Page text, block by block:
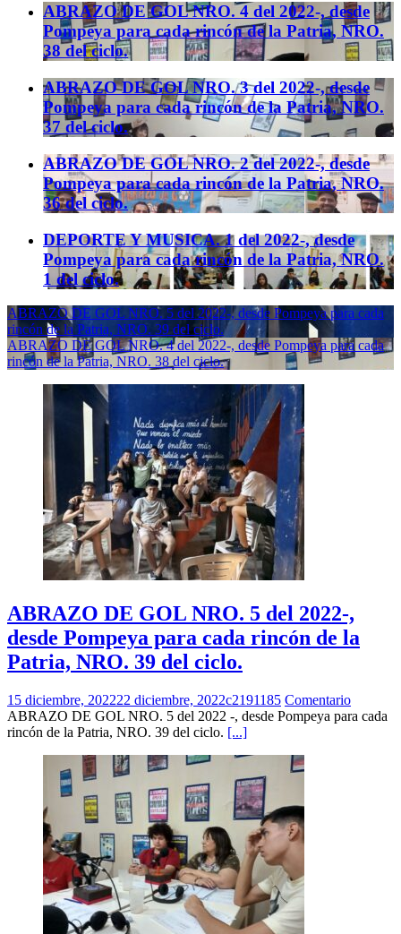
ABRAZO DE GOL NRO. 4 del 2022-, desde
Pompeya para cada rincón de la Patria, NRO.
38 del ciclo.
ABRAZO DE GOL NRO. 3 del 2022-, desde
Pompeya para cada rincón de la Patria, NRO.
37 del ciclo.
ABRAZO DE GOL NRO. 2 del 2022-, desde
Pompeya para cada rincón de la Patria, NRO.
36 del ciclo.
DEPORTE Y MUSICA. 1 del 2022-, desde
Pompeya para cada rincón de la Patria, NRO.
1 del ciclo.
ABRAZO DE GOL NRO. 5 del 2022-, desde Pompeya para cada
rincón de la Patria, NRO. 39 del ciclo.
ABRAZO DE GOL NRO. 4 del 2022-, desde Pompeya para cada
rincón de la Patria, NRO. 38 del ciclo.
ABRAZO DE GOL NRO. 5 del 2022-,
desde Pompeya para cada rincón de la
Patria, NRO. 39 del ciclo.
15 diciembre, 202222 diciembre, 2022c2191185 Comentario
ABRAZO DE GOL NRO. 5 del 2022 -, desde Pompeya para cada
rincón de la Patria, NRO. 39 del ciclo. [...]